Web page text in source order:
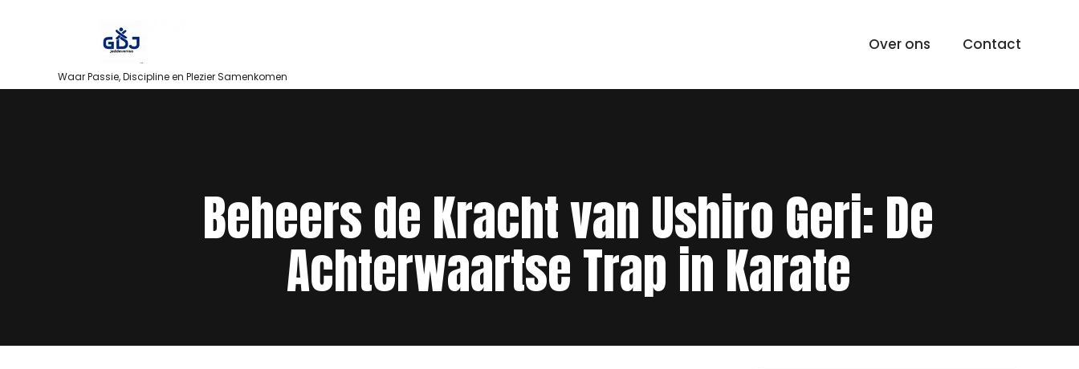
Waar Passie, Discipline en Plezier Samenkomen
Over ons Contact
Beheers de Kracht van Ushiro Geri: De
Achterwaartse Trap in Karate